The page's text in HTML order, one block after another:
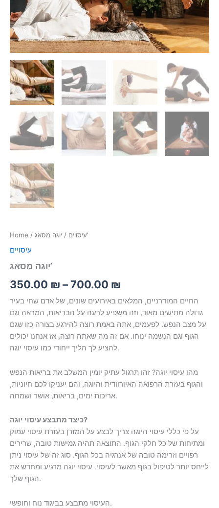
Home / עיסויים/ יוגה מסאג’
עיסויים
יוגה מסאג’
350.00 ₪ –700.00 ₪
החיים המודרניים, המלאים באירועים שונים, של אדם שחי בעיר
גדולה מתישים מאוד, וזה משפיע לרעה על הבריאות, המראה וגם
על מצב הנפש. לפעמים, אתה באמת רוצה להירגע בצורה כזו שגם
הגוף וגם הנשמה ינוחו. אם זה מה שאתה רוצה, אז אנחנו יכולים
להציע לך הליך ייחודי כמו עיסוי יוגה.
מהו עיסוי יוגה? זהו תרגול עתיק יומין המשלב את בריאות הנפש
והגוף בעזרת הרפואה האיורוודית והיוגה, והם יעניקו לכם חיוניות,
אריכות ימים, בריאות, אושר ושמחה.
כיצד מתבצע עיסוי יוגה?
על פי כללי עיסוי היוגה צריך לבצע על המזרן בעזרת עיסוי עמוק
ומתיחות של כל חלקי הגוף. התוצאה תהיה גמישות טובה, שרירים
רפויים וזרימה טובה של אנרגיה בכל הגוף. סוג זה של עיסוי ניתן
לייחס יותר לטיפול בגוף מאשר לעיסוי. עיסוי יוגה מרגיע ומחדש את
הגוף שלך.
העיסוי מתבצע בביגוד נוח וחופשי.